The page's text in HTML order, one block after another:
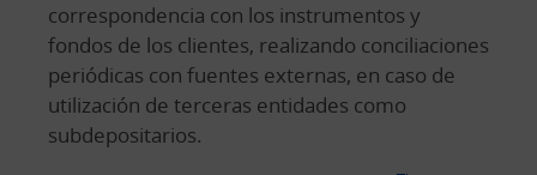
correspondencia con los instrumentos y
fondos de los clientes, realizando conciliaciones
periódicas con fuentes externas, en caso de
utilización de terceras entidades como
subdepositarios.